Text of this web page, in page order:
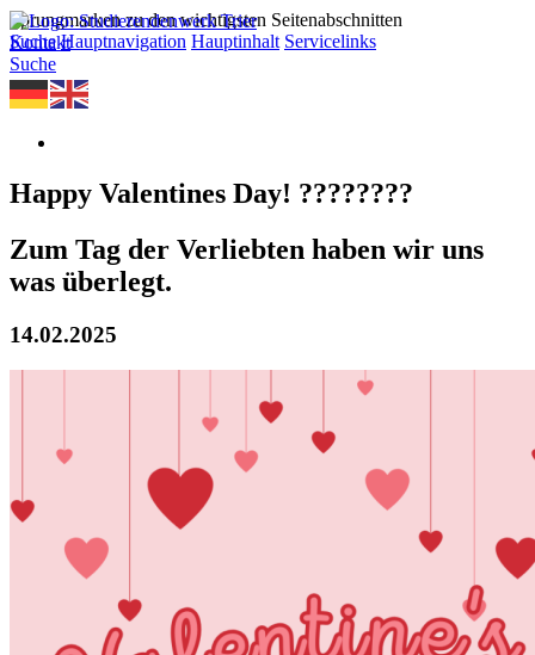
Sprungmarken zu den wichtigsten Seitenabschnitten
Suche Hauptnavigation Hauptinhalt Servicelinks
Kontakt
Suche
Happy Valentines Day! ????????
Zum Tag der Verliebten haben wir uns
was überlegt.
14.02.2025